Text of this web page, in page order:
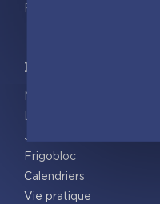
Foreign rights
Notre catalogue
Nos nouveautés
Jeunesse
Frigobloc
Calendriers
Vie pratique